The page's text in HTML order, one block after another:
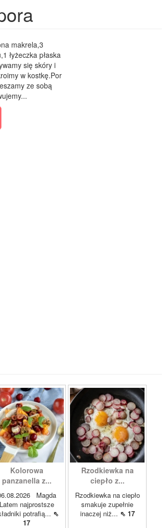
makrela,3
łyżeczka płaska
się skóry i
w kostkę.Por
ze sobą
Kolorowa
panzanella z...
Magda
Latem najprostsze
potrafią... ⇖
17
Rzodkiewka na
ciepło z...
Rzodkiewka na ciepło
smakuje zupełnie
inaczej niż... ⇖ 17